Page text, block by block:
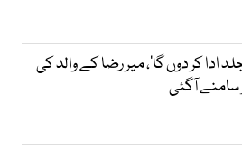
ادا کر دوں گا‘، میر رضا کے والد کی
سامنے آگئی